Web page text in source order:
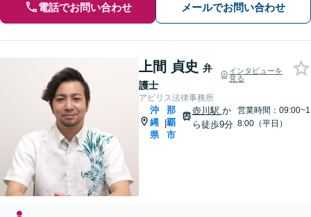
電話でお問い合わせ メールでお問い合わせ
上間 貞史 弁
護士
インタビューを
見る
アビリス法律事務所
沖
縄
県
|
那
覇
市
壺川駅 か
ら徒歩9分
営業時間：09:00~1
8:00（平日）